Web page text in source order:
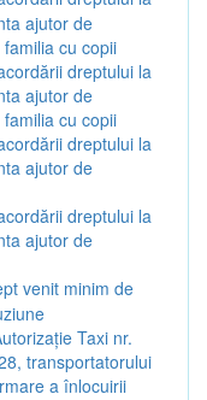
ajutor de
cu copii
dreptului la
ajutor de
cu copii
dreptului la
ajutor de
dreptului la
ajutor de
venit minim de
Taxi nr.
transportatorului
a înlocuirii